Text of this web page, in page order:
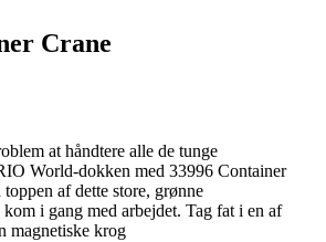
Crane
at håndtere alle de tunge
World-dokken med 33996 Container
af dette store, grønne
i gang med arbejdet. Tag fat i en af
magnetiske krog